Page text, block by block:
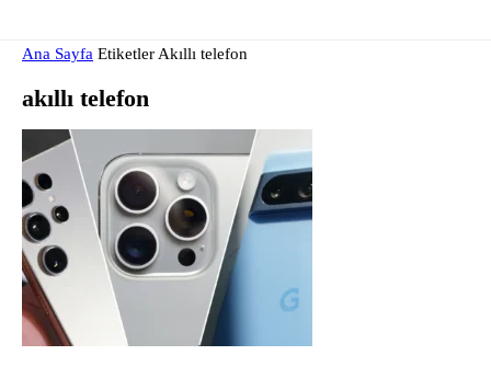
Ana Sayfa Etiketler Akıllı telefon
akıllı telefon